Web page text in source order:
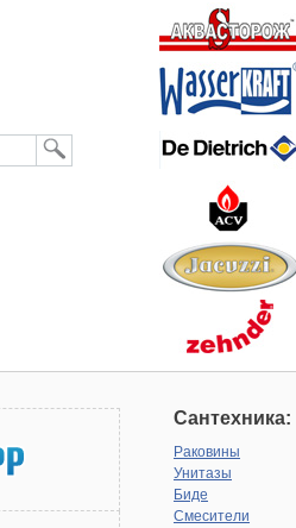
Сантехника:
Раковины
Унитазы
Биде
Смесители